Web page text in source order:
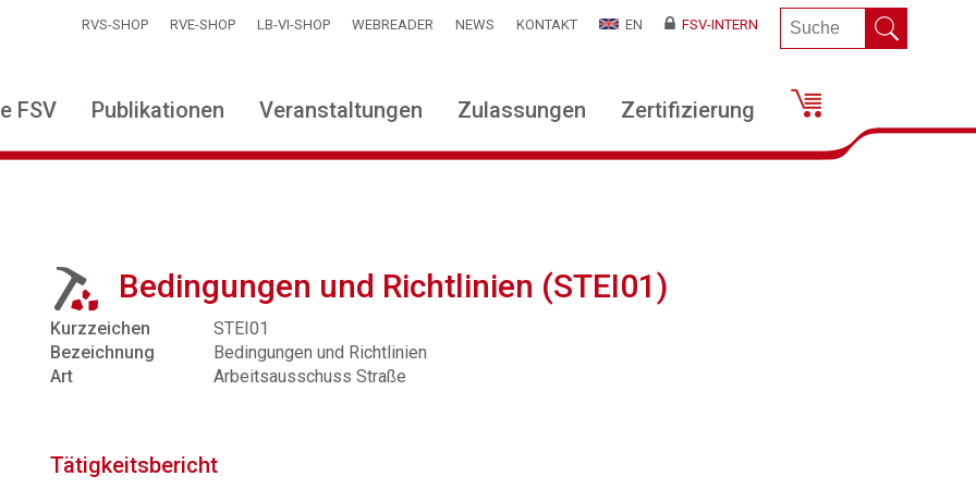
RVS-SHOP RVE-SHOP LB-VI-SHOP WEBREADER NEWS KONTAKT EN FSV-INTERN
FSV Publikationen Veranstaltungen Zulassungen Zertifizierung
Bedingungen und Richtlinien (STEI01)
Kurzzeichen
STEI01
Bezeichnung
Bedingungen und Richtlinien
Art
Arbeitsausschuss Straße
Tätigkeitsbericht